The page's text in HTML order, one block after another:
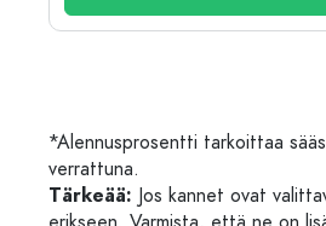
*Alennusprosentti tarkoittaa
verrattuna.
Tärkeää: Jos kannet ovat